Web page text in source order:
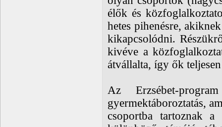
élők és
hetes pihenésre,
kikapcsolódni.
kivéve a
átvállalta, így ők
Az Erzsébet-
gyermektáboroztatás,
csoportba tartoznak